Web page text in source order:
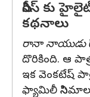
సిరీస్ కు
కథనాలు
రానా నాయుడు
దొరికింది. ఆ
ఇక వెంకటేష్
ఫ్యామిలీ